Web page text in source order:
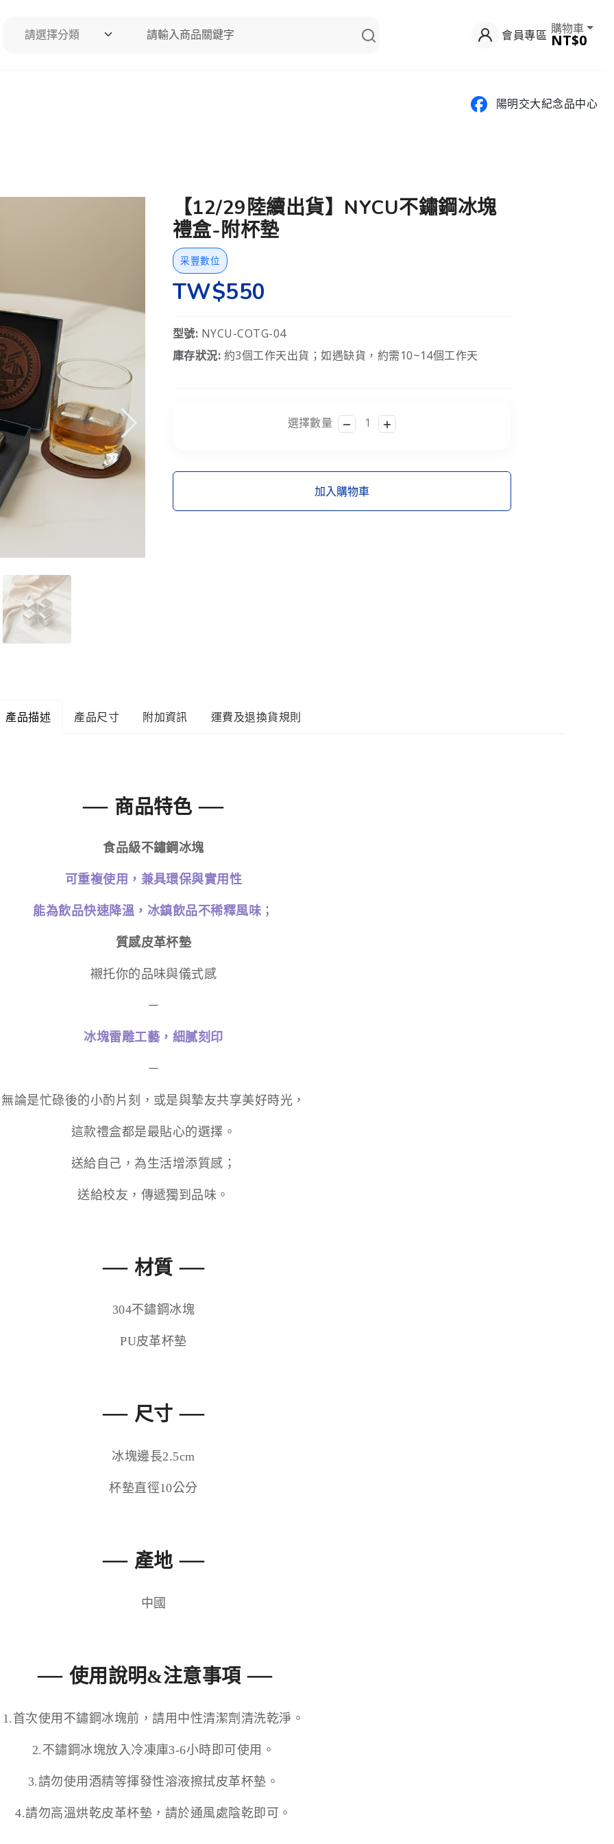
請選擇分類
請輸入商品關鍵字
會員專區 購物車
NT$0
陽明交大紀念品中心
【12/29陸續出貨】NYCU不鏽鋼冰塊
禮盒-附杯墊
采豐數位
TW$550
型號: NYCU-COTG-04
庫存狀況: 約3個工作天出貨；如遇缺貨，約需10~14個工作天
選擇數量
加入購物車
產品描述 產品尺寸 附加資訊 運費及退換貨規則
— 商品特色 —
食品級不鏽鋼冰塊
可重複使用，兼具環保與實用性
能為飲品快速降溫， 冰鎮飲品不稀釋風味 ；
質感皮革杯墊
襯托你的品味與儀式感
－
冰塊雷雕工藝，細膩刻印
－
無論是忙碌後的小酌片刻，或是與摯友共享美好時光，
這款禮盒都是最貼心的選擇。
送給自己，為生活增添質感；
送給校友，傳遞獨到品味。
— 材質 —
304不鏽鋼冰塊
PU皮革杯墊
— 尺寸 —
冰塊邊長2.5cm
杯墊直徑10公分
— 產地 —
中國
— 使用說明&注意事項 —
1.首次使用不鏽鋼冰塊前，請用中性清潔劑清洗乾淨。
2.不鏽鋼冰塊放入冷凍庫3-6小時即可使用。
3.請勿使用酒精等揮發性溶液擦拭皮革杯墊。
4.請勿高溫烘乾皮革杯墊，請於通風處陰乾即可。